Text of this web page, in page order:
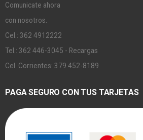
Comunicate ahora
con nosotros.
Cel.: 362 4912222
Tel.: 362 446-3045 - Recargas
Cel. Corrientes: 379 452-8189
PAGA SEGURO CON TUS TARJETAS